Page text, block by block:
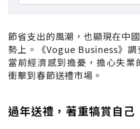
節省支出的風潮，也顯現在中
勢上。《Vogue Business》調
當前經濟感到擔憂，擔心失業
衝擊到春節送禮市場。
過年送禮，著重犒賞自己